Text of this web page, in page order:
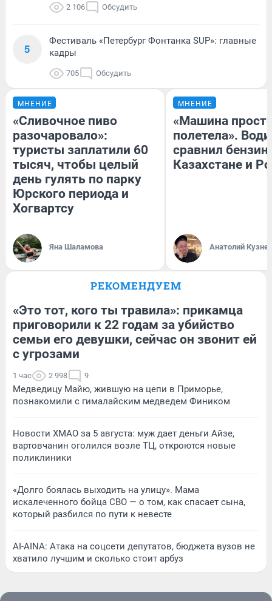
2 106 Обсудить
5
Фестиваль «Петербург Фонтанка SUP»: главные
кадры
705 Обсудить
МНЕНИЕ
«Сливочное пиво
разочаровало»:
туристы заплатили 60
тысяч, чтобы целый
день гулять по парку
Юрского периода и
Хогвартсу
Яна Шаламова
МНЕНИЕ
«Машина
полетела».
сравнил бензин
Казахстане и
Анатолий
РЕКОМЕНДУЕМ
«Это тот, кого ты травила»: прикамца
приговорили к 22 годам за убийство
семьи его девушки, сейчас он звонит ей
с угрозами
1 час 2 998 9
Медведицу Майю, жившую на цепи в Приморье,
познакомили с гималайским медведем Фиником
Новости ХМАО за 5 августа: муж дает деньги Айзе,
вартовчанин оголился возле ТЦ, откроются новые
поликлиники
«Долго боялась выходить на улицу». Мама
искалеченного бойца СВО — о том, как спасает сына,
который разбился по пути к невесте
AI-AINA: Атака на соцсети депутатов, бюджета вузов не
хватило лучшим и сколько стоит арбуз